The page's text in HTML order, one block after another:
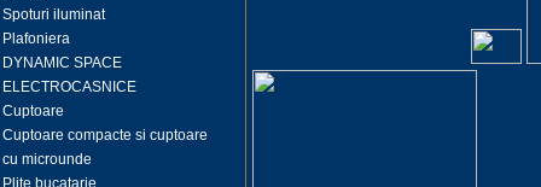
Spoturi iluminat
Plafoniera
DYNAMIC SPACE
ELECTROCASNICE
Cuptoare
Cuptoare compacte si cuptoare
cu microunde
Plite bucatarie